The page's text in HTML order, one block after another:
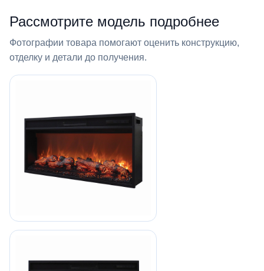
Рассмотрите модель подробнее
Фотографии товара помогают оценить конструкцию,
отделку и детали до получения.